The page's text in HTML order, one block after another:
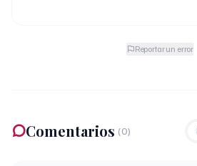
Reportar un error
Comentarios (0)